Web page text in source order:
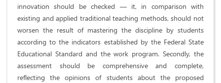
innovation should be checked — it, in comparison with
existing and applied traditional teaching methods, should not
worsen the result of mastering the discipline by students
according to the indicators established by the Federal State
Educational Standard and the work program. Secondly, the
assessment should be comprehensive and complete,
reflecting the opinions of students about the proposed